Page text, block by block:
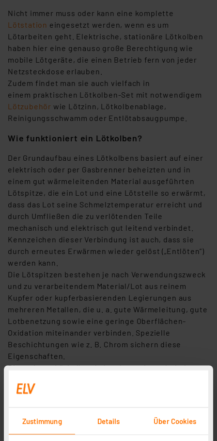
Zustimmung Details Über Cookies
Nicht immer muss oder kann eine komplette
Lötstation eingesetzt werden, wenn es um
Lötarbeiten geht. Elektrische, stationäre Lötkolben
haben hier eine genauso große Berechtigung wie
mobile Lötgeräte, die einen Betrieb fern von jeder
Netzsteckdose erlauben.
Zudem findet man sie auch vielfach in
einem praktischen Lötkolben-Set mit notwendigem
Lötzubehör wie Lötzinn, Lötkolbenablage,
Reinigungsschwamm oder Entlötabsaugpumpe.
Wie funktioniert ein Lötkolben?
Der Grundaufbau eines Lötkolbens basiert auf einer
elektrisch oder per Gasbrenner beheizten und in
einem gut wärmeleitenden Material ausgeführten
Lötspitze, die ein Lot und eine Lötstelle so erwärmt,
dass das Lot seine Schmelztemperatur erreicht und
durch Umfließen die zu verlötenden Teile
mechanisch und elektrisch gut leitend verbindet.
Kennzeichen dieser Verbindung ist auch, dass sie
durch erneutes Erwärmen wieder gelöst („Entlöten”)
werden kann.
Die Lötspitzen bestehen je nach Verwendungszweck
und zu verarbeitendem Material/Lot aus reinem
Kupfer oder kupferbasierenden Legierungen aus
mehreren Metallen, die u. a. gute Wärmeleitung, gute
Lotbenetzung sowie eine geringe Oberflächen-
Oxidation miteinander verbinden. Spezielle
Beschichtungen wie z. B. Chrom sichern diese
Eigenschaften.
Die meisten Lötkolben haben heute innenbeheizte,
der Lötspitze platzierte Thermoelemente zur
man den Lötkolben an verschiedenste Aufgaben bis
hin zur Verarbeitung sehr feiner Lötstellen (z. B. SMD)